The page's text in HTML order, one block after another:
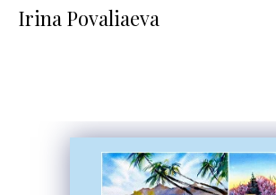
Irina Povaliaeva